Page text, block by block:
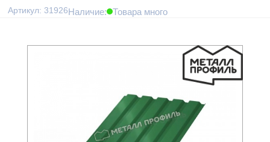
Артикул: 31926Наличие: Товара много